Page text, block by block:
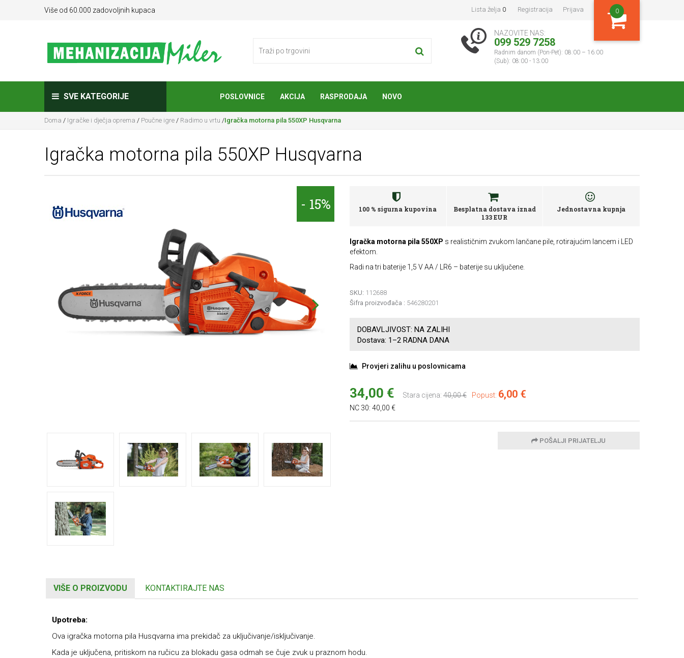
Više od 60.000 zadovoljnih kupaca Lista želja 0 Registracija Prijava 0
NAZOVITE NAS:
099 529 7258
Radnim danom (Pon-Pet): 08:00 – 16:00
(Sub): 08:00 - 13:00
SVE KATEGORIJE POSLOVNICE AKCIJA RASPRODAJA NOVO
Doma / Igračke i dječja oprema / Poučne igre / Radimo u vrtu /Igračka motorna pila 550XP Husqvarna
Igračka motorna pila 550XP Husqvarna
- 15% 100 % sigurna kupovina
Besplatna dostava iznad
133 EUR
Jednostavna kupnja
Igračka motorna pila 550XP s realističnim zvukom lančane pile, rotirajućim lancem i LED
efektom.
Radi na tri baterije 1,5 V AA / LR6 – baterije su uključene.
SKU: 112688
Šifra proizvođača : 546280201
DOBAVLJIVOST: NA ZALIHI
Dostava: 1–2 RADNA DANA
Provjeri zalihu u poslovnicama
34,00 € Stara cijena: 40,00 € Popust: 6,00 €
NC 30: 40,00 €
POŠALJI PRIJATELJU
VIŠE O PROIZVODU KONTAKTIRAJTE NAS
Upotreba:
Ova igračka motorna pila Husqvarna ima prekidač za uključivanje/isključivanje.
Kada je uključena, pritiskom na ručicu za blokadu gasa odmah se čuje zvuk u praznom hodu.